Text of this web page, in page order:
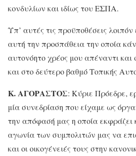
κονδυλίων και ιδίως του ΕΣΠΑ.
Υπ’ αυτές τις προϋποθέσεις
αυτή την προσπάθεια την οποία
αυτονόητο χρέος μου απέναντι
και στο δεύτερο βαθμό Τοπικής
Κ. ΑΓΟΡΑΣΤΟΣ: Κύριε Πρόεδρε,
μία συνεδρίαση που είχαμε ως
την απόφασή μας η οποία εκφράζει
αγωνία των συμπολιτών μας να
και οι οικογένειές τους στην